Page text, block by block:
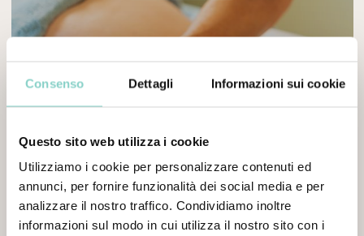
Consenso Dettagli Informazioni sui cookie
Questo sito web utilizza i cookie
Utilizziamo i cookie per personalizzare contenuti ed
annunci, per fornire funzionalità dei social media e per
analizzare il nostro traffico. Condividiamo inoltre
informazioni sul modo in cui utilizza il nostro sito con i
RIEQUILIBRIO ENERGETICO